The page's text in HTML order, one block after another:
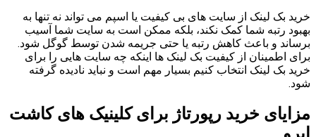
خرید بک لینک از سایت های بی کیفیت یا اسپم می تواند نه تنها به
بهبود رتبه شما کمک نکند، بلکه ممکن است به سایت شما آسیب
برساند و باعث کاهش رتبه یا حتی جریمه شدن توسط گوگل شود.
برای اطمینان از کیفیت بک لینک ها اینکه چه سایت هایی را برای
خرید بک لینک انتخاب کنیم بسیار مهم است و نباید نادیده گرفته
شود.
مزایای خرید رپورتاژ برای کلینیک های کاشت